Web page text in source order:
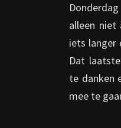
alleen niet
iets langer
Dat
te danken
mee te